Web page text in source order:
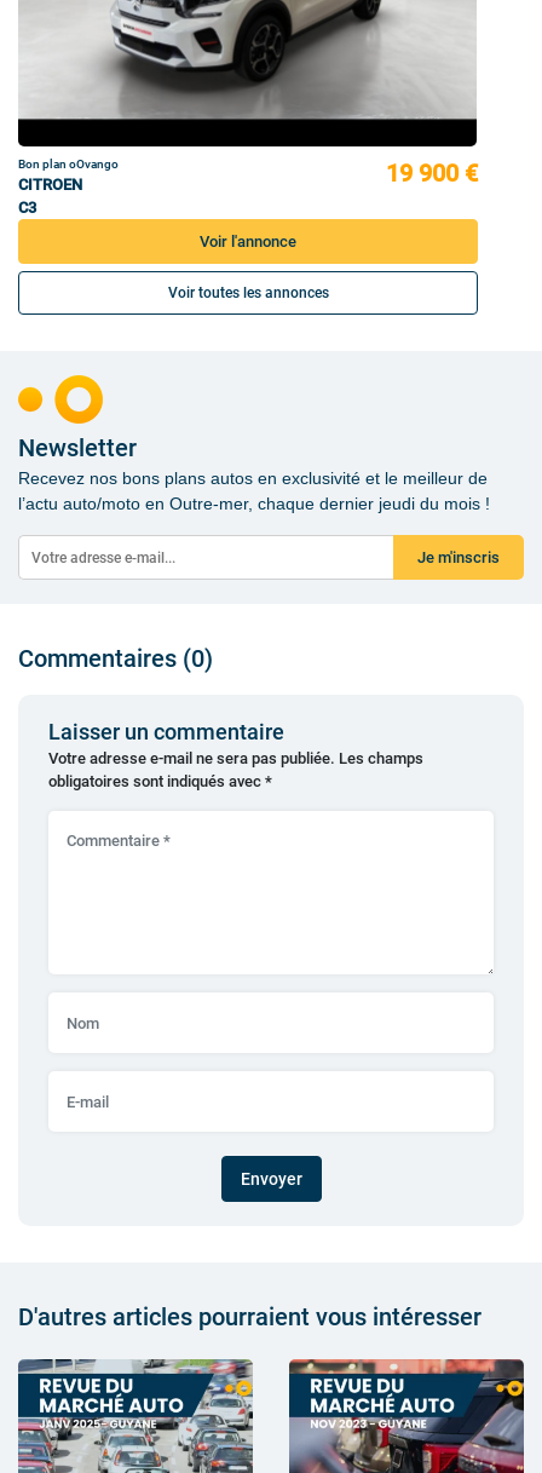
Bon plan oOvango
CITROEN
C3
19 900 €
Voir l'annonce
Voir toutes les annonces
Newsletter
Recevez nos bons plans autos en exclusivité et le meilleur de
l’actu auto/moto en Outre-mer, chaque dernier jeudi du mois !
Je m'inscris
Commentaires (0)
Laisser un commentaire
Votre adresse e-mail ne sera pas publiée. Les champs
obligatoires sont indiqués avec *
Envoyer
D'autres articles pourraient vous intéresser